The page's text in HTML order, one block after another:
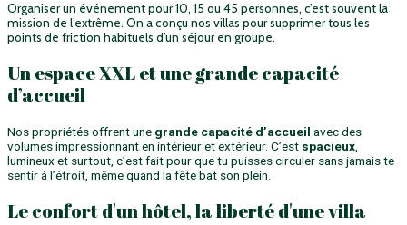
Organiser un événement pour 10, 15 ou 45 personnes, c’est souvent la
mission de l’extrême. On a conçu nos villas pour supprimer tous les
points de friction habituels d’un séjour en groupe.
Un espace XXL et une grande capacité
d’accueil
Nos propriétés offrent une grande capacité d’accueil avec des
volumes impressionnant en intérieur et extérieur. C’est spacieux
lumineux et surtout, c’est fait pour que tu puisses circuler sans jamais te
sentir à l’étroit, même quand la fête bat son plein.
Le confort d'un hôtel, la liberté d'une villa